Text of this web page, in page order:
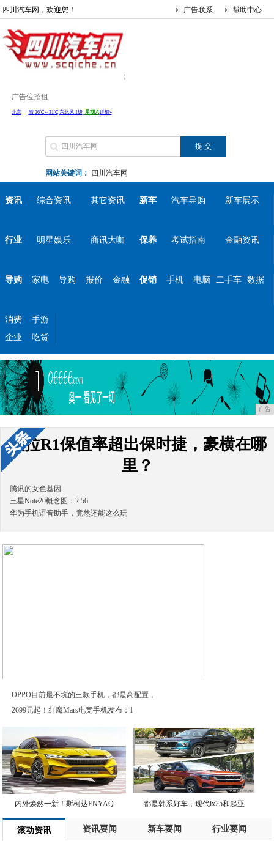
四川汽车网，欢迎您！ 帮助中心
广告联系
广告位招租
网站关键词： 四川汽车网
资讯 综合资讯 其它资讯 新车 汽车导购 新车展示
行业 明星娱乐 商讯大咖 保养 考试指南 金融资讯
导购 家电 导购 报价 金融 促销 手机 电脑 二手车 数据
消费
手游
企业
吃货
广告
欧拉R1保值率超出保时捷，豪横在哪
里？
腾讯的女色基因
三星Note20概念图：2.56
华为手机语音助手，竟然还能这么玩
OPPO目前最不坑的三款手机，都是高配置，
2699元起！红魔Mars电竞手机发布：1
内外焕然一新！斯柯达ENYAQ 都是韩系好车，现代ix25和起亚
滚动资讯 资讯要闻 新车要闻 行业要闻